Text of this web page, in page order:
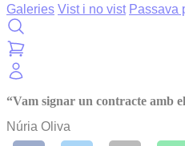
Galeries Vist i no vist Passava
“Vam signar un contracte amb
Núria Oliva